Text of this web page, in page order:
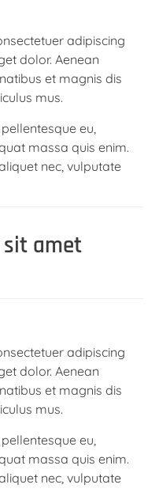
adipiscing
dolor. Aenean
et magnis dis
mus.
eu,
massa quis enim.
nec, vulputate
amet
adipiscing
dolor. Aenean
et magnis dis
mus.
eu,
massa quis enim.
nec, vulputate